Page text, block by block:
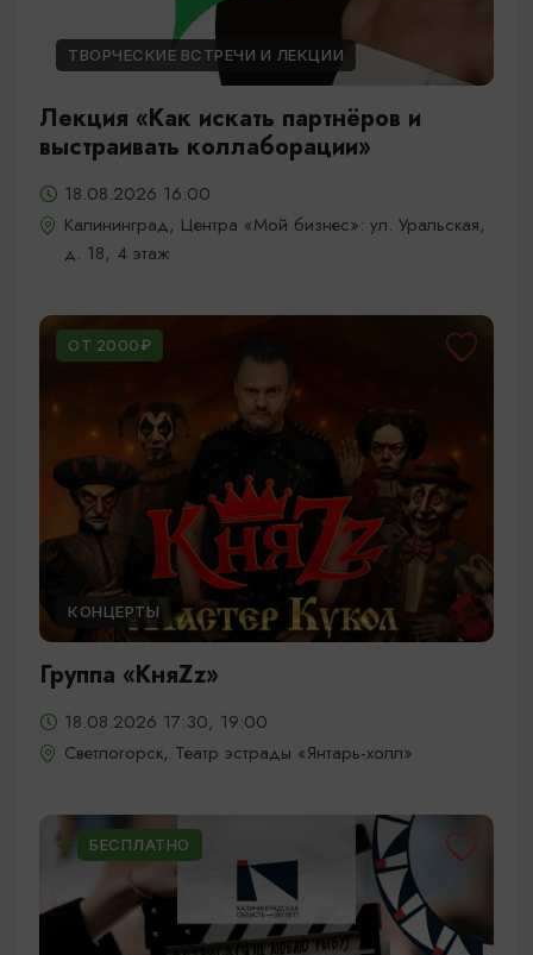
ТВОРЧЕСКИЕ ВСТРЕЧИ И ЛЕКЦИИ
Лекция «Как искать партнёров и
выстраивать коллаборации»
18.08.2026 16:00
Калининград, Центра «Мой бизнес»: ул. Уральская,
д. 18, 4 этаж
ОТ 2000₽
КОНЦЕРТЫ
Группа «КняZz»
18.08.2026 17:30, 19:00
Светлогорск, Театр эстрады «Янтарь-холл»
БЕСПЛАТНО